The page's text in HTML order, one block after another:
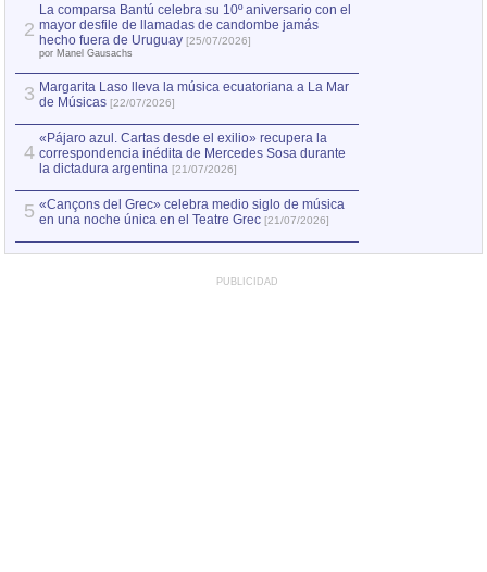
2
La comparsa Bantú celebra su 10º aniversario con el
mayor desfile de llamadas de candombe jamás
hecho fuera de Uruguay [25/07/2026]
por Manel Gausachs
3 Margarita Laso lleva la música ecuatoriana a La Mar
de Músicas [22/07/2026]
4
«Pájaro azul. Cartas desde el exilio» recupera la
correspondencia inédita de Mercedes Sosa durante
la dictadura argentina [21/07/2026]
5 «Cançons del Grec» celebra medio siglo de música
en una noche única en el Teatre Grec [21/07/2026]
PUBLICIDAD